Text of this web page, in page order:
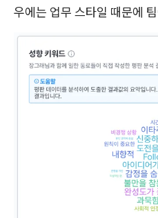
우에는 업무 스타일 때문에